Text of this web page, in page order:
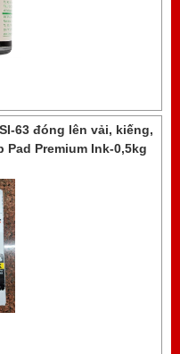
63 đóng lên vải, kiếng,
Premium Ink-0,5kg